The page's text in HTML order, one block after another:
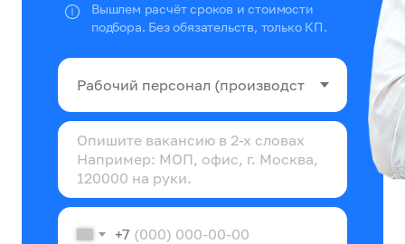
Вышлем расчёт сроков и стоимости
подбора. Без обязательств, только КП.
+7